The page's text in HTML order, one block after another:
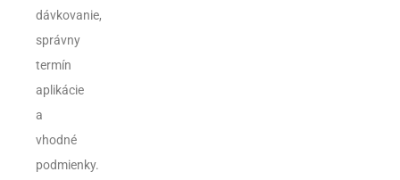
dávkovanie,
správny
termín
aplikácie
a
vhodné
podmienky.